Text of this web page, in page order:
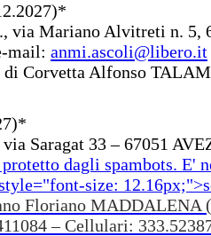
via Mariano Alvitreti n. 5,
mail: anmi.ascoli@libero.it
di Corvetta Alfonso
Saragat 33 – 67051
dagli spambots. E'
size: 12.16px;">
Floriano MADDALENA
– Cellulari: